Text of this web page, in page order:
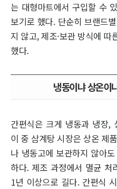
는 대형마트에서 구입할 수
보기로 했다. 단순히 브랜드
지 않고, 제조·보관 방식에 따
했다.
냉동이냐 상온이
간편식은 크게 냉동과 냉장,
이 중 삼계탕 시장은 상온 제
나 냉동고에 보관하지 않아
하다. 제조 과정에서 멸균 처
1년 이상으로 길다. 간편식